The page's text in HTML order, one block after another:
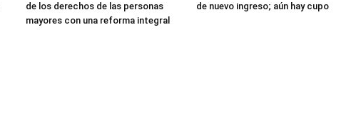
de los derechos de las personas
mayores con una reforma integral
de nuevo ingreso; aún hay cupo